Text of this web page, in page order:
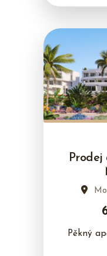
Prodej
Pěkný